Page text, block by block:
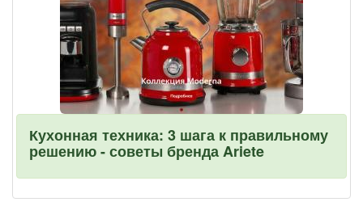
Кухонная техника: 3 шага к правильному
решению - советы бренда Ariete